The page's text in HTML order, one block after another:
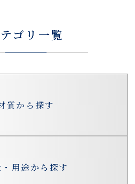
ゴリ一覧
質から探す
用途から探す